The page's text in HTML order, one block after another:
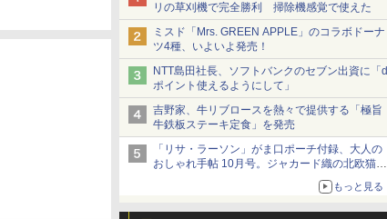
リの草刈機で完全勝利 掃除機感覚で使えた
ミスド「Mrs. GREEN APPLE」のコラボドーナ
ツ4種、いよいよ発売！
NTT島田社長、ソフトバンクのセブン出資に「d
ポイント使えるようにして」
吉野家、牛リブロースを熱々で提供する「極旨
牛鉄板ステーキ定食」を発売
「リサ・ラーソン」がま口ポーチ付録、大人の
おしゃれ手帖 10月号。ジャカード織の北欧猫デ
もっと見る